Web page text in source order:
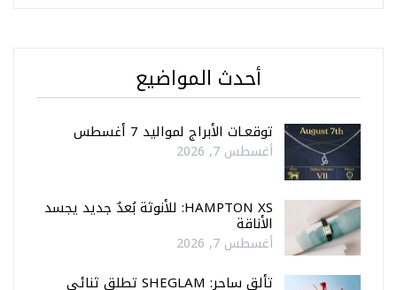
أحدث المواضيع
توقعـات الأبراج لمواليد 7 أغسطس
أغسطس 7, 2026
HAMPTON XS: للأنوثة بُعدٌ جديد يجسد
الأناقة
أغسطس 7, 2026
تألق ساحر: SHEGLAM تطلق ثنائي